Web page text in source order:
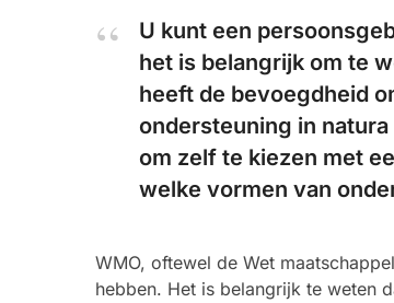
U kunt een
het is belangrijk om te
heeft de bevoegdheid
ondersteuning in
om zelf te kiezen met
welke vormen van
WMO, oftewel de Wet
hebben. Het is belangrijk te weten